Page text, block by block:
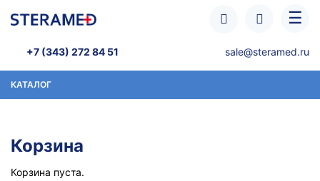
☰
+7 (343) 272 84 51 sale@steramed.ru
КАТАЛОГ
Корзина
Корзина пуста.